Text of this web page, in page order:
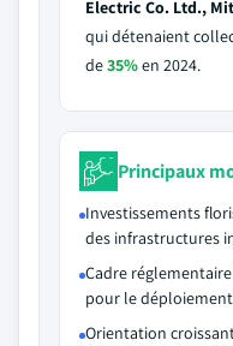
Electric Co. Ltd.,
qui détenaient
de35%en 2024.
Principaux
Investissements
des infrastructures
Cadre
pour le
Orientation